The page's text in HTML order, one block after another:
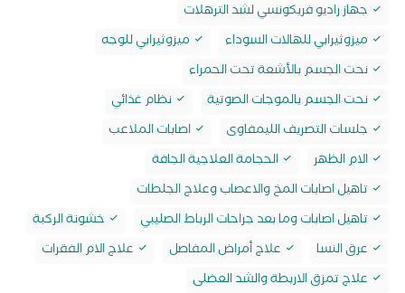
جهاز راديو فريكونسي لشد الترهلات
ميزوثيرابي للهالات السوداء
ميزوثيرابي للوجه
نحت الجسم بالأشعة تحت الحمراء
نحت الجسم بالموجات الصوتية
نظام غذائي
جلسات التصريف الليمفاوى
اصابات الملاعب
الام الظهر
الحجامة العلاجية الجافة
تاهيل اصابات المخ والاعصاب وعلاج الجلطات
تاهيل اصابات وما بعد جراحات الرباط الصليبي
خشونة الركبة
عرق النسا
علاج أمراض المفاصل
علاج الام الفقرات
علاج تمزق الاربطة والشد العضلى